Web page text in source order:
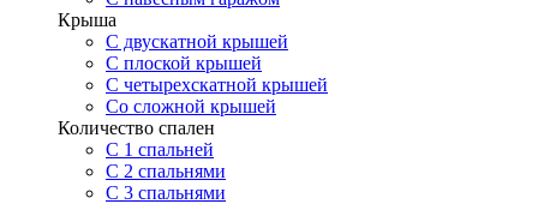
Крыша
С двускатной крышей
С плоской крышей
С четырехскатной крышей
Со сложной крышей
Количество спален
С 1 спальней
С 2 спальнями
С 3 спальнями